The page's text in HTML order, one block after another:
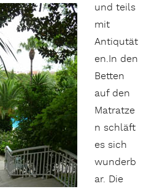
und teils
mit
Antiqutät
en.In den
Betten
auf den
Matratze
n schläft
es sich
wunderb
ar. Die